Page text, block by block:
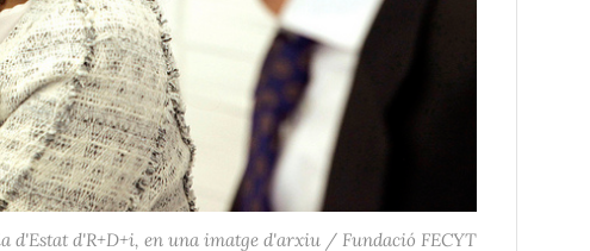
d'Estat d'R+D+i, en una imatge d'arxiu / Fundació FECYT